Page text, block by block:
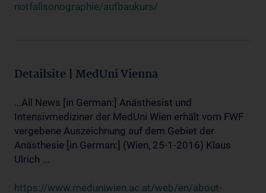
notfallsonographie/aufbaukurs/
Detailsite | MedUni Vienna
...All News [in German:] Anästhesist und
Intensivmediziner der MedUni Wien erhält vom FWF
vergebene Auszeichnung auf dem Gebiet der
Anästhesie [in German:] (Wien, 25-1-2016) Klaus
Ulrich ...
https://www.meduniwien.ac.at/web/en/about-